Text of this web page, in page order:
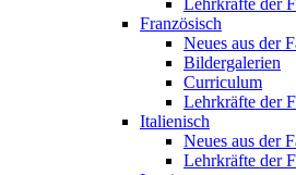
Lehrkräfte der
Französisch
Neues aus der
Bildergalerien
Curriculum
Lehrkräfte der
Italienisch
Neues aus der
Lehrkräfte der